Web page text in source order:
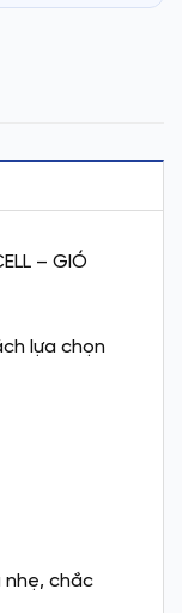
– GIÓ
lựa chọn
nhẹ, chắc